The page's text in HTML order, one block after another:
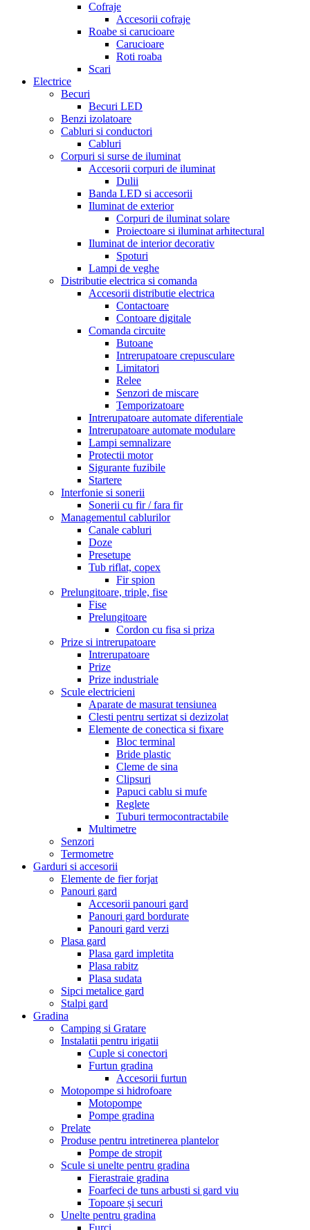
Cofraje
Accesorii cofraje
Roabe si carucioare
Carucioare
Roti roaba
Scari
Electrice
Becuri
Becuri LED
Benzi izolatoare
Cabluri si conductori
Cabluri
Corpuri si surse de iluminat
Accesorii corpuri de iluminat
Dulii
Banda LED si accesorii
Iluminat de exterior
Corpuri de iluminat solare
Proiectoare si iluminat arhitectural
Iluminat de interior decorativ
Spoturi
Lampi de veghe
Distributie electrica si comanda
Accesorii distributie electrica
Contactoare
Contoare digitale
Comanda circuite
Butoane
Intrerupatoare crepusculare
Limitatori
Relee
Senzori de miscare
Temporizatoare
Intrerupatoare automate diferentiale
Intrerupatoare automate modulare
Lampi semnalizare
Protectii motor
Sigurante fuzibile
Startere
Interfonie si sonerii
Sonerii cu fir / fara fir
Managementul cablurilor
Canale cabluri
Doze
Presetupe
Tub riflat, copex
Fir spion
Prelungitoare, triple, fise
Fise
Prelungitoare
Cordon cu fisa si priza
Prize si intrerupatoare
Intrerupatoare
Prize
Prize industriale
Scule electricieni
Aparate de masurat tensiunea
Clesti pentru sertizat si dezizolat
Elemente de conectica si fixare
Bloc terminal
Bride plastic
Cleme de sina
Clipsuri
Papuci cablu si mufe
Reglete
Tuburi termocontractabile
Multimetre
Senzori
Termometre
Garduri si accesorii
Elemente de fier forjat
Panouri gard
Accesorii panouri gard
Panouri gard bordurate
Panouri gard verzi
Plasa gard
Plasa gard impletita
Plasa rabitz
Plasa sudata
Sipci metalice gard
Stalpi gard
Gradina
Camping si Gratare
Instalatii pentru irigatii
Cuple si conectori
Furtun gradina
Accesorii furtun
Motopompe si hidrofoare
Motopompe
Pompe gradina
Prelate
Produse pentru intretinerea plantelor
Pompe de stropit
Scule si unelte pentru gradina
Fierastraie gradina
Foarfeci de tuns arbusti si gard viu
Topoare și securi
Unelte pentru gradina
Furci